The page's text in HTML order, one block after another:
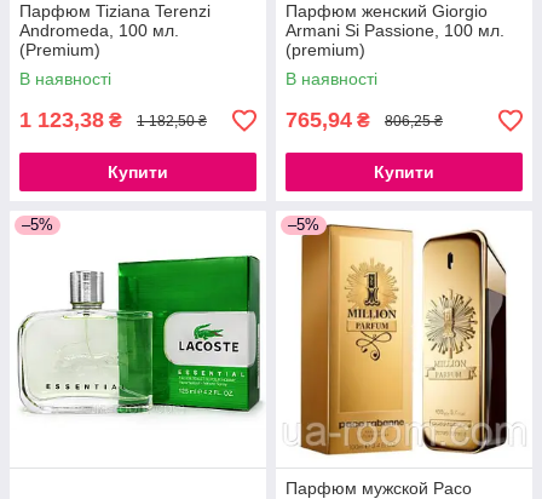
Парфюм Tiziana Terenzi
Andromeda, 100 мл.
(Premium)
В наявності
1 123,38 ₴ 1 182,50 ₴
Купити
Парфюм женский Giorgio
Armani Si Passione, 100 мл.
(premium)
В наявності
765,94 ₴ 806,25 ₴
Купити
–5% –5%
Парфюм мужской Paco